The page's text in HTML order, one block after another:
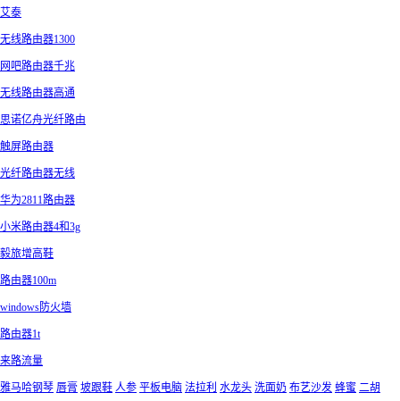
艾泰
无线路由器1300
网吧路由器千兆
无线路由器高通
思诺亿舟光纤路由
触屏路由器
光纤路由器无线
华为2811路由器
小米路由器4和3g
毅旅增高鞋
路由器100m
windows防火墙
路由器1t
来路流量
雅马哈钢琴 唇膏 坡跟鞋 人参 平板电脑 法拉利 水龙头 洗面奶 布艺沙发 蜂蜜 二胡